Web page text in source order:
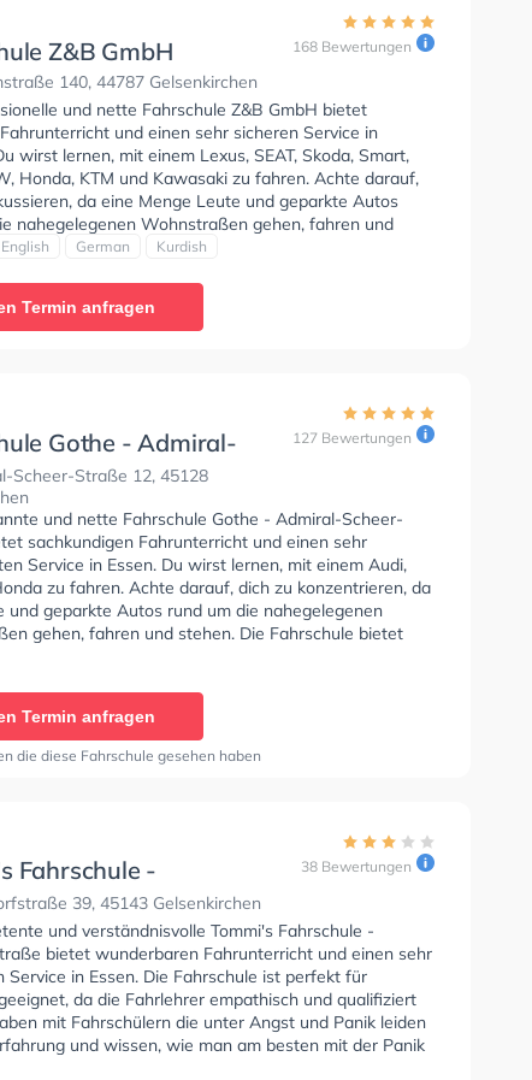
Z&B GmbH
140, 44787 Gelsenkirchen
168 Bewertungen
und nette Fahrschule Z&B GmbH bietet
und einen sehr sicheren Service in
wirst lernen, mit einem Lexus, SEAT, Skoda, Smart,
Honda, KTM und Kawasaki zu fahren. Achte darauf,
da eine Menge Leute und geparkte Autos
nahegelegenen Wohnstraßen gehen, fahren und
Fahrschule bietet Perfekte Bedingungen um deine
Klasse AM, Klasse BF17, Klasse A2, B196, B197,
und Klasse B197 zu erhalten. Der Unterricht kann auf
Deutsch und Kurdisch stattfinden. Die Erste-
Bewertung: "Ist gut super empfehlenswert
lernt man super freundlich man fühlt sich wohl"
English German Kurdish
Termin anfragen
Gothe - Admiral-
Straße
Scheer-Straße 12, 45128
127 Bewertungen
und nette Fahrschule Gothe - Admiral-Scheer-
sachkundigen Fahrunterricht und einen sehr
Service in Essen. Du wirst lernen, mit einem Audi,
zu fahren. Achte darauf, dich zu konzentrieren, da
und geparkte Autos rund um die nahegelegenen
gehen, fahren und stehen. Die Fahrschule bietet
um deine Klasse A1, Klasse B, Klasse A,
C, Klasse CE, Klasse D1, Klasse DE1, Klasse D, Klasse
L, Klasse T und Mofa - Prüfbescheinigung zu erhalten.
Kurs in der Schule.
Termin anfragen
die diese Fahrschule gesehen haben
Fahrschule -
39, 45143 Gelsenkirchen
38 Bewertungen
und verständnisvolle Tommi's Fahrschule -
bietet wunderbaren Fahrunterricht und einen sehr
Service in Essen. Die Fahrschule ist perfekt für
da die Fahrlehrer empathisch und qualifiziert
mit Fahrschülern die unter Angst und Panik leiden
und wissen, wie man am besten mit der Panik
umgehen soll. In der Tommi's Fahrschule -